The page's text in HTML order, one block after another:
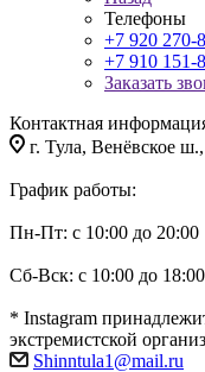
Телефоны
+7 920 270-
+7 910 151-
Заказать
Контактная
г. Тула, Венёвское
График работы:
Пн-Пт: с 10:00 до 20:00
Сб-Вск: с 10:00 до 18:00
* Instagram
экстремистской
Shinntula1@mail.ru